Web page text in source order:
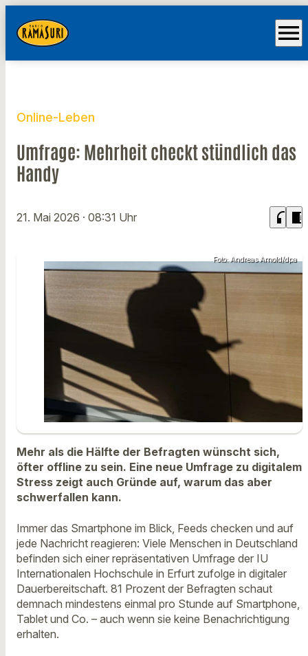
menu
Online-Leben
Umfrage: Mehrheit checkt stündlich das
Handy
21. Mai 2026 · 08:31 Uhr headphones chrome_reader_mode
Foto: Andreas Arnold/dpa
Mehr als die Hälfte der Befragten wünscht sich,
öfter offline zu sein. Eine neue Umfrage zu digitalem
Stress zeigt auch Gründe auf, warum das aber
schwerfallen kann.
Immer das Smartphone im Blick, Feeds checken und auf
jede Nachricht reagieren: Viele Menschen in Deutschland
befinden sich einer repräsentativen Umfrage der IU
Internationalen Hochschule in Erfurt zufolge in digitaler
Dauerbereitschaft. 81 Prozent der Befragten schaut
demnach mindestens einmal pro Stunde auf Smartphone,
Tablet und Co. – auch wenn sie keine Benachrichtigung
erhalten.